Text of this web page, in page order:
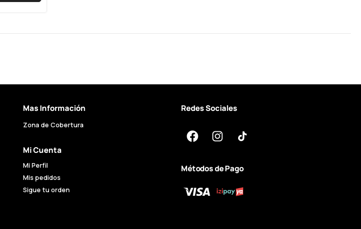
Mas Información
Zona de Cobertura
Mi Cuenta
Mi Perfil
Mis pedidos
Sigue tu orden
Redes Sociales
Métodos de Pago